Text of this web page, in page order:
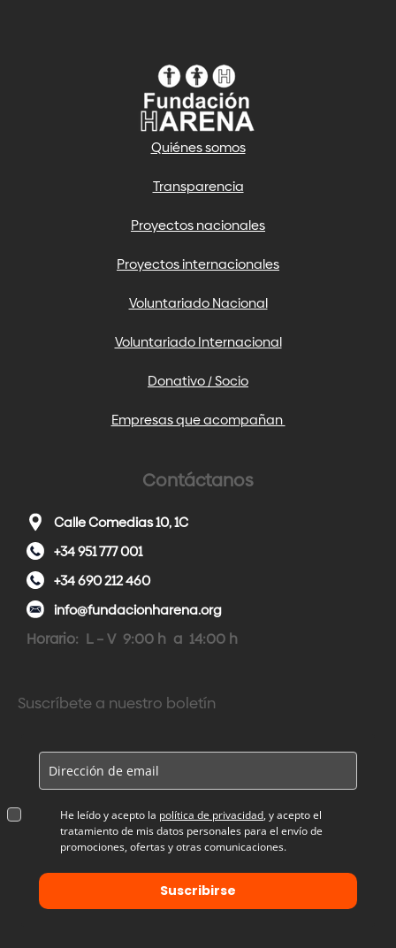
Quiénes somos
Transparencia
Proyectos nacionales
Proyectos internacionales
Voluntariado Nacional
Voluntariado Internacional
Donativo / Socio
Empresas que acompañan
Contáctanos
Calle Comedias 10, 1C
+34 951 777 001
+34 690 212 460
info@fundacionharena.org
Horario: L – V 9:00 h a 14:00 h
Suscríbete a nuestro boletín
He leído y acepto la política de privacidad, y acepto el
tratamiento de mis datos personales para el envío de
promociones, ofertas y otras comunicaciones.
Suscribirse